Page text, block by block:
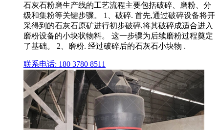
石灰石粉磨生产线的工艺流程主要包括破碎、磨粉、分
级和集粉等关键步骤。 1、破碎. 首先,通过破碎设备将开
采得到的石灰石原矿进行初步破碎,将其破碎成适合进入
磨粉设备的小块状物料。 这一步骤为后续磨粉过程奠定
了基础。 2、磨粉. 经过破碎后的石灰石小块物 .
联系电话: 180 3780 8511